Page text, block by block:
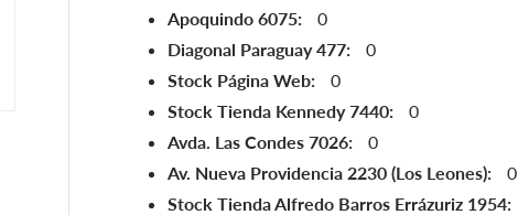
Apoquindo 6075:
0
Diagonal Paraguay 477:
0
Stock Página Web:
0
Stock Tienda Kennedy 7440:
0
Avda. Las Condes 7026:
0
Av. Nueva Providencia 2230 (Los Leones):
0
Stock Tienda Alfredo Barros Errázuriz 1954: